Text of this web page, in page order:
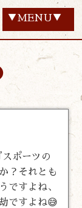
▼MENU▼
スポーツの
？それとも
ですよね、
ですよね😅